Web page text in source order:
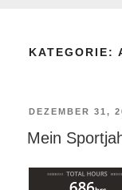
KATEGORIE:
AM
DEZEMBER 31,
Mein